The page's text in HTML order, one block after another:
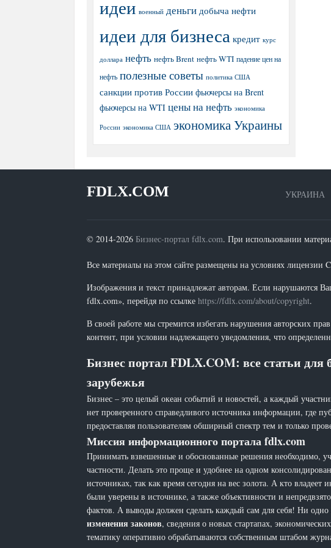
идеи военный деньги добыча нефти
идеи для бизнеса кредит курс
доллара нефть нефть Brent нефть WTI падение цен на
нефть полезные советы политика США
санкции против России фьючерсы на Brent
фьючерсы на WTI цены на нефть экономика
России экономика США экономика Украины
УКРАИНА
FDLX.COM
© 2014-2026 Бизнес-портал fdlx.com. При использовании
Все материалы на этом сайте размещены на условиях лицензии
Изображения и текст принадлежат авторам. Если нарушаются
fdlx.com», перейдя по ссылке https://fdlx.com/about/copyright.
В своей работе мы стремится избегать нарушения авторских
контент, при условии надлежащего уведомления, что
Бизнес портал FDLX.COM: все статьи
зарубежья
Бизнес – это целый океан событий и новостей, а каждый
нет проверенного справедливого источника информации, где
предоставляя пользователям обширный спектр тем и только
Миссия информационного портала fdlx.com
Принимать взвешенные и обоснованные решения необходимо,
частности. Делать это проще и удобнее на одном
источниках, так как время сегодня на вес золота. А кто
были уверены в источнике, а также объективности и
фактов. А выводы должен сделать каждый сам для себя! Ни одно
изменения законов, сведения о новых стартапах,
тематику оперативно обрабатываются собственным штабом